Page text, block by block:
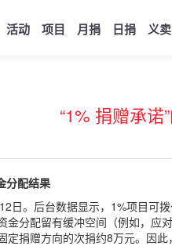
活动 项目 月捐 日捐 义卖
“1% 捐赠承
分配结果
日。后台数据显示，1%项目可
金分配留有缓冲空间（例如，
捐赠方向的次捐约8万元。因